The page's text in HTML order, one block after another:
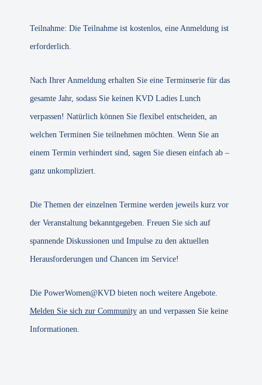
Teilnahme: Die Teilnahme ist kostenlos, eine Anmeldung ist
erforderlich.
Nach Ihrer Anmeldung erhalten Sie eine Terminserie für das
gesamte Jahr, sodass Sie keinen KVD Ladies Lunch
verpassen! Natürlich können Sie flexibel entscheiden, an
welchen Terminen Sie teilnehmen möchten. Wenn Sie an
einem Termin verhindert sind, sagen Sie diesen einfach ab –
ganz unkompliziert.
Die Themen der einzelnen Termine werden jeweils kurz vor
der Veranstaltung bekanntgegeben. Freuen Sie sich auf
spannende Diskussionen und Impulse zu den aktuellen
Herausforderungen und Chancen im Service!
Die PowerWomen@KVD bieten noch weitere Angebote.
Melden Sie sich zur Communityan und verpassen Sie keine
Informationen.